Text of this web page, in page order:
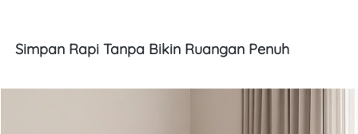
Simpan Rapi Tanpa Bikin Ruangan Penuh